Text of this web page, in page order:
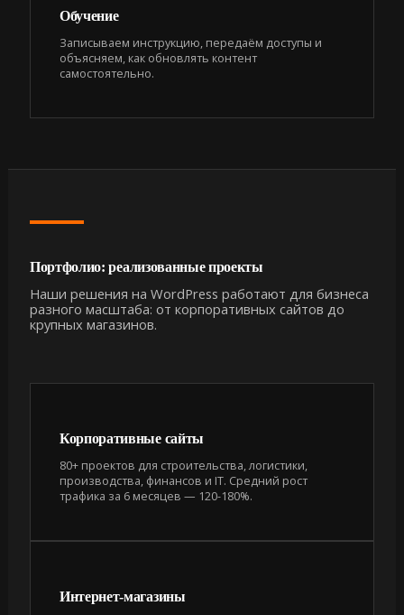
Обучение
Записываем инструкцию, передаём доступы и
объясняем, как обновлять контент
самостоятельно.
Портфолио: реализованные проекты
Наши решения на WordPress работают для бизнеса
разного масштаба: от корпоративных сайтов до
крупных магазинов.
Корпоративные сайты
80+ проектов для строительства, логистики,
производства, финансов и IT. Средний рост
трафика за 6 месяцев — 120-180%.
Интернет-магазины